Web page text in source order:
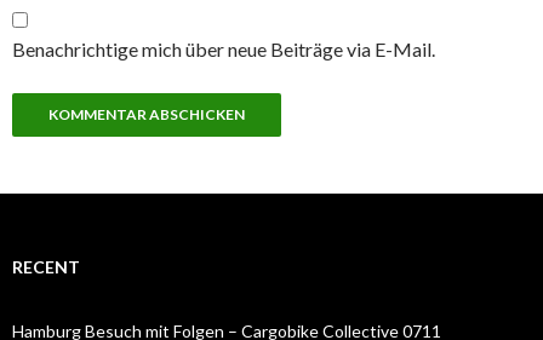
Benachrichtige mich über neue Beiträge via E-Mail.
RECENT
Hamburg Besuch mit Folgen – Cargobike Collective 0711